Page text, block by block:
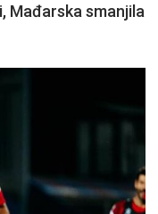
Mađarska smanjila